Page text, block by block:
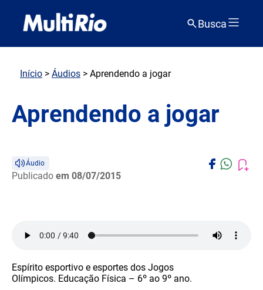
Busca
Início > Áudios > Aprendendo a jogar
Aprendendo a jogar
Áudio
Publicado em 08/07/2015
Espírito esportivo e esportes dos Jogos
Olímpicos. Educação Física – 6º ao 9º ano.